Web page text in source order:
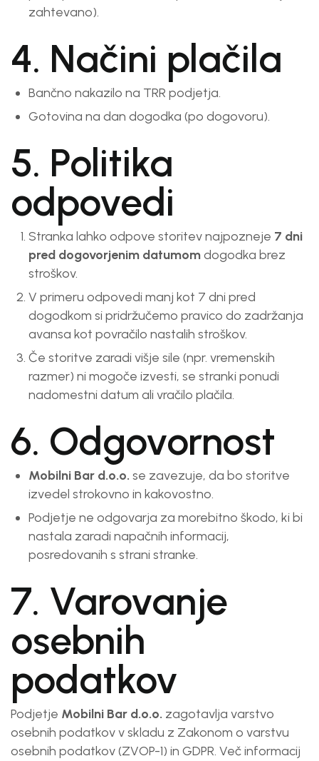
zahtevano).
4. Načini plačila
Bančno nakazilo na TRR podjetja.
Gotovina na dan dogodka (po dogovoru).
5. Politika
odpovedi
Stranka lahko odpove storitev najpozneje 7 dni
pred dogovorjenim datumomdogodka brez
stroškov.
V primeru odpovedi manj kot 7 dni pred
dogodkom si pridržučemo pravico do zadržanja
avansa kot povračilo nastalih stroškov.
Če storitve zaradi višje sile (npr. vremenskih
razmer) ni mogoče izvesti, se stranki ponudi
nadomestni datum ali vračilo plačila.
6. Odgovornost
Mobilni Bar d.o.o. se zavezuje, da bo storitve
izvedel strokovno in kakovostno.
Podjetje ne odgovarja za morebitno škodo, ki bi
nastala zaradi napačnih informacij,
posredovanih s strani stranke.
7. Varovanje
osebnih
podatkov
Podjetje Mobilni Bar d.o.o. zagotavlja varstvo
osebnih podatkov v skladu z Zakonom o varstvu
osebnih podatkov (ZVOP-1) in GDPR. Več informacij